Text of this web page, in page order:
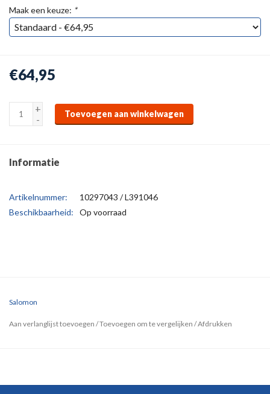
Maak een keuze: *
€64,95
+
-
Toevoegen aan winkelwagen
Informatie
Artikelnummer:
10297043 / L391046
Beschikbaarheid:
Op voorraad
Salomon
Aan verlanglijst toevoegen /Toevoegen om te vergelijken /Afdrukken